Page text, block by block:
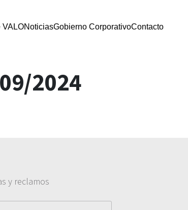
VALONoticiasGobierno CorporativoContacto
2024
y reclamos